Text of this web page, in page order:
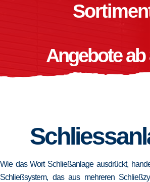
Angebote ab
Wie das Wort Schließanlage ausdrückt,
Schließsystem, das aus mehreren